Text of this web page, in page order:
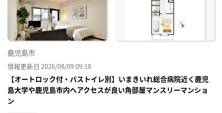
鹿児島市
情報更新日 2026/08/09 09:18
【オートロック付・バストイレ別】いまきいれ総合病院近く鹿児
島大学や鹿児島市内へアクセスが良い角部屋マンスリーマンショ
ン